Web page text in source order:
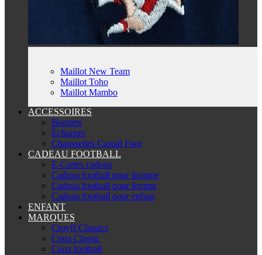
Maillot New Team
Maillot Toho
Maillot Mambo
ACCESSOIRES
Bonnets
Écharpes
Chaussettes Casual Foot
CADEAU FOOTBALL
E-Cartes cadeau
Cadeau football pour homme
Cadeau football pour femme
Cadeau football pour enfant
ENFANT
MARQUES
Cruyff Classics
Copa Classic
Copa football